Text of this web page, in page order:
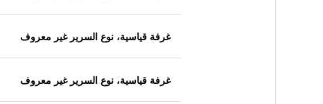
غرفة قياسية، نوع السرير غير معروف
غرفة قياسية، نوع السرير غير معروف